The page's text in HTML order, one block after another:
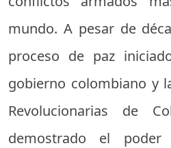
mundo. A pesar de
proceso de paz
gobierno colombiano y
Revolucionarias de
demostrado el